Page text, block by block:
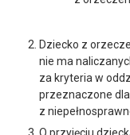
Dziecko z
nie ma
za kryteria w
przeznaczone
z